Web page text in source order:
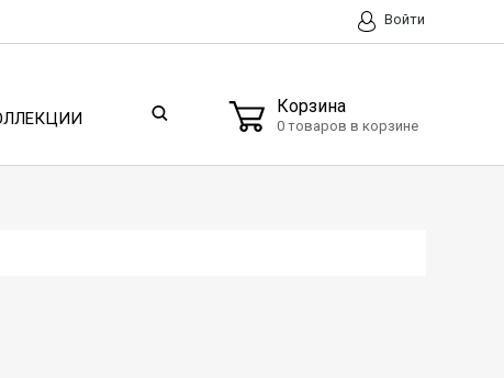
Войти
Корзина
0 товаров в корзине